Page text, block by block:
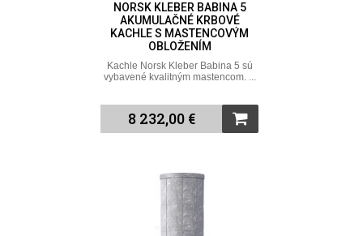
NORSK KLEBER BABINA 5
AKUMULAČNÉ KRBOVÉ
KACHLE S MASTENCOVÝM
OBLOŽENÍM
Kachle Norsk Kleber Babina 5 sú
vybavené kvalitným mastencom. ...
8 232,00 €